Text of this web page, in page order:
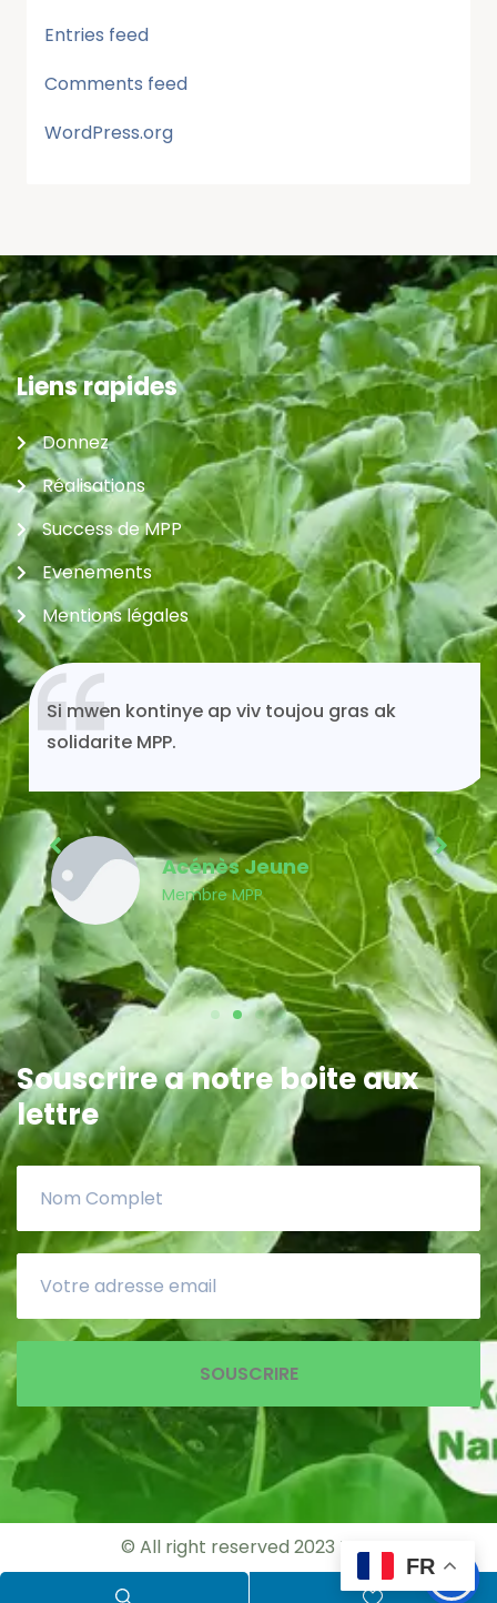
Entries feed
Comments feed
WordPress.org
Liens rapides
Donnez
Réalisations
Success de MPP
Evenements
Mentions légales
Si mwen kontinye ap viv toujou gras ak
solidarite MPP.
Acénès Jeune
Membre MPP
Souscrire a notre boite aux
lettre
SOUSCRIRE
© All right reserved 2023 MPP
FR